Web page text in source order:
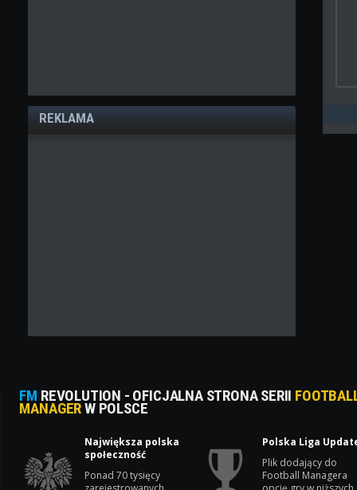
REKLAMA
FM REVOLUTION - OFICJALNA STRONA SERII
MANAGERW POLSCE
Największa polska
społeczność
Ponad 70 tysięcy
Polska Liga
Plik dodający do
Football Managera